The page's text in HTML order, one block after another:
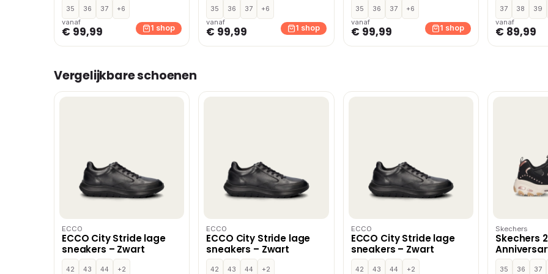
35 36 37
+6
vanaf
€ 99,99 1 shop
35 36 37
+6
vanaf
€ 99,99 1 shop
35 36 37
+6
vanaf
€ 99,99 1 shop
37 38 39
vanaf
€ 89,99
Vergelijkbare schoenen
ECCO
ECCO City Stride lage
sneakers – Zwart
42 43 44 +2
ECCO
ECCO City Stride lage
sneakers – Zwart
42 43 44 +2
ECCO
ECCO City Stride lage
sneakers – Zwart
42 43 44 +2
Skechers
Skechers
sneakers –
35 36 37